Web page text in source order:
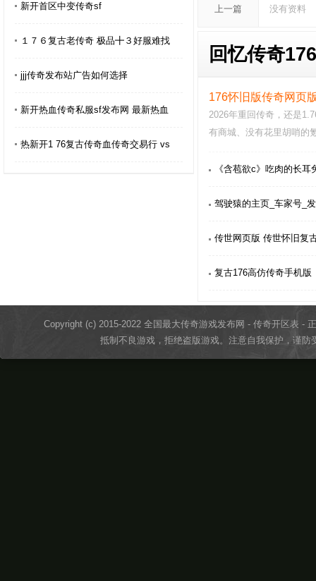
新开首区中变传奇sf
１７６复古老传奇 极品╋３好服难找
jjj传奇发布站广告如何选择
新开热血传奇私服sf发布网 最新热血
热新开1 76复古传奇血传奇交易行 vs
上一篇 没有资料
回忆传奇
176怀旧版传奇网页
2026年重回传奇，还是
有商城、没有花里胡哨的
《含苞欲c》吃肉的长耳
驾驶猿的主页_车家号_
传世网页版 传世怀旧复
复古176高仿传奇手机版
Copyright (c) 2015-2022 全国最大传奇游戏发布网 - 传奇开区表 -
抵制不良游戏，拒绝盗版游戏。注意自我保护，谨